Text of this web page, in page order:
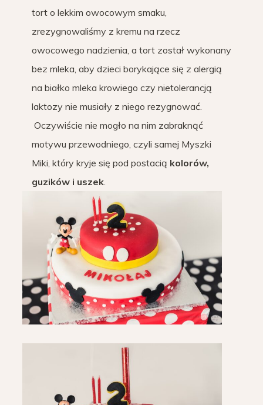
tort o lekkim owocowym smaku,
zrezygnowaliśmy z kremu na rzecz
owocowego nadzienia, a tort został wykonany
bez mleka, aby dzieci borykające się z alergią
na białko mleka krowiego czy nietolerancją
laktozy nie musiały z niego rezygnować.
Oczywiście nie mogło na nim zabraknąć
motywu przewodniego, czyli samej Myszki
Miki, który kryje się pod postacią kolorów,
guzików i uszek